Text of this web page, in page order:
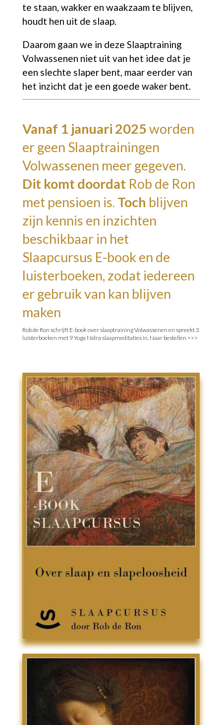
te staan, wakker en waakzaam te blijven,
houdt hen uit de slaap.
Daarom gaan we in deze Slaaptraining
Volwassenen niet uit van het idee dat je
een slechte slaper bent, maar eerder van
het inzicht dat je een goede waker bent.
Vanaf 1 januari 2025worden
er geen Slaaptrainingen
Volwassenen meer gegeven.
Dit komt doordatRob de Ron
met pensioen is. Toch blijven
zijn kennis en inzichten
beschikbaar in het
Slaapcursus E-book en de
luisterboeken, zodat iedereen
er gebruik van kan blijven
maken
Rob de Ron schrijft E-book over slaaptraining Volwassenen en spreekt 3
luisterboeken met 9 Yoga Nidra slaapmeditaties in. Naar bestellen >>>